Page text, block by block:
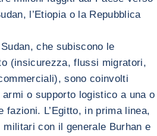
l’Etiopia o la Repubblica
che subiscono le
(insicurezza, flussi migratori,
sono coinvolti
o supporto logistico a una o
fazioni. L’Egitto, in prima linea,
con il generale Burhan e